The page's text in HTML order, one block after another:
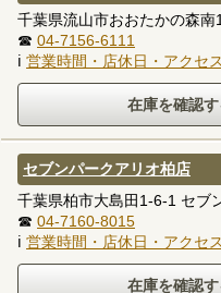
千葉県流山市おおたかの森
☎ 04-7156-6111
ℹ 営業時間・店休日・アクセ
セブンパークアリオ柏店
千葉県柏市大島田1-6-1 セブ
☎ 04-7160-8015
ℹ 営業時間・店休日・アクセ